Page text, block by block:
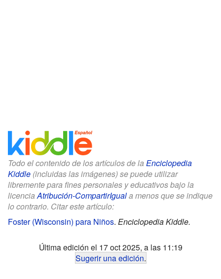
Todo el contenido de los artículos de la Enciclopedia
Kiddle (incluidas las imágenes) se puede utilizar
libremente para fines personales y educativos bajo la
licenciaAtribución-CompartirIguala menos que se indique
lo contrario. Citar este artículo:
Foster (Wisconsin) para Niños. Enciclopedia Kiddle.
Última edición el 17 oct 2025, a las 11:19
Sugerir una edición.